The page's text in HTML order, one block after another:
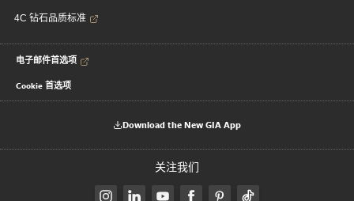
4C 钻石品质标准
电子邮件首选项
Cookie 首选项
Download the New GIA App
关注我们